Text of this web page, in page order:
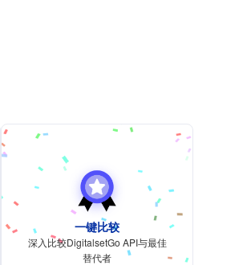
一键比较
深入比较DigitalsetGo API与最佳
替代者